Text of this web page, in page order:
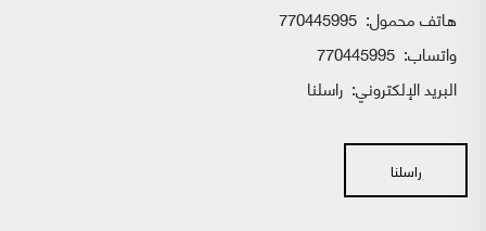
هاتف محمول: 770445995
واتساب:
البريد الإلكتروني: راسلنا
راسلنا